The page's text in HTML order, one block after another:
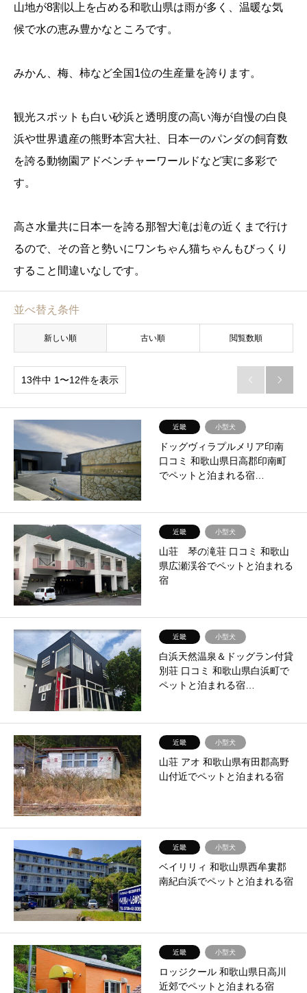
山地が8割以上を占める和歌山県は雨が多く、温暖な気
候で水の恵み豊かなところです。
みかん、梅、柿など全国1位の生産量を誇ります。
観光スポットも白い砂浜と透明度の高い海が自慢の白良
浜や世界遺産の熊野本宮大社、日本一のパンダの飼育数
を誇る動物園アドベンチャーワールドなど実に多彩で
す。
高さ水量共に日本一を誇る那智大滝は滝の近くまで行け
るので、その音と勢いにワンちゃん猫ちゃんもびっくり
すること間違いなしです。
並べ替え条件
新しい順 古い順 閲覧数順
13件中 1〜12件を表示  
近畿 小型犬
ドッグヴィラプルメリア印南
口コミ 和歌山県日高郡印南町
でペットと泊まれる宿…
近畿 小型犬
山荘 琴の滝荘 口コミ 和歌山
県広瀬渓谷でペットと泊まれる
宿
近畿 小型犬
白浜天然温泉＆ドッグラン付貸
別荘 口コミ 和歌山県白浜町で
ペットと泊まれる宿…
近畿 小型犬
山荘 アオ 和歌山県有田郡高野
山付近でペットと泊まれる宿
近畿 小型犬
ベイリリィ 和歌山県西牟婁郡
南紀白浜でペットと泊まれる宿
近畿 小型犬
ロッジクール 和歌山県日高川
近郊でペットと泊まれる宿